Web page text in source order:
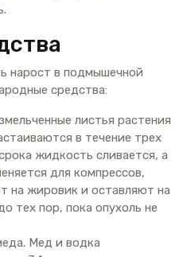
нарост в подмышечной
средства:
листья растения
в течение трех
жидкость сливается, а
для компрессов,
на жировик и оставляют на
тех пор, пока опухоль не
Мед и водка